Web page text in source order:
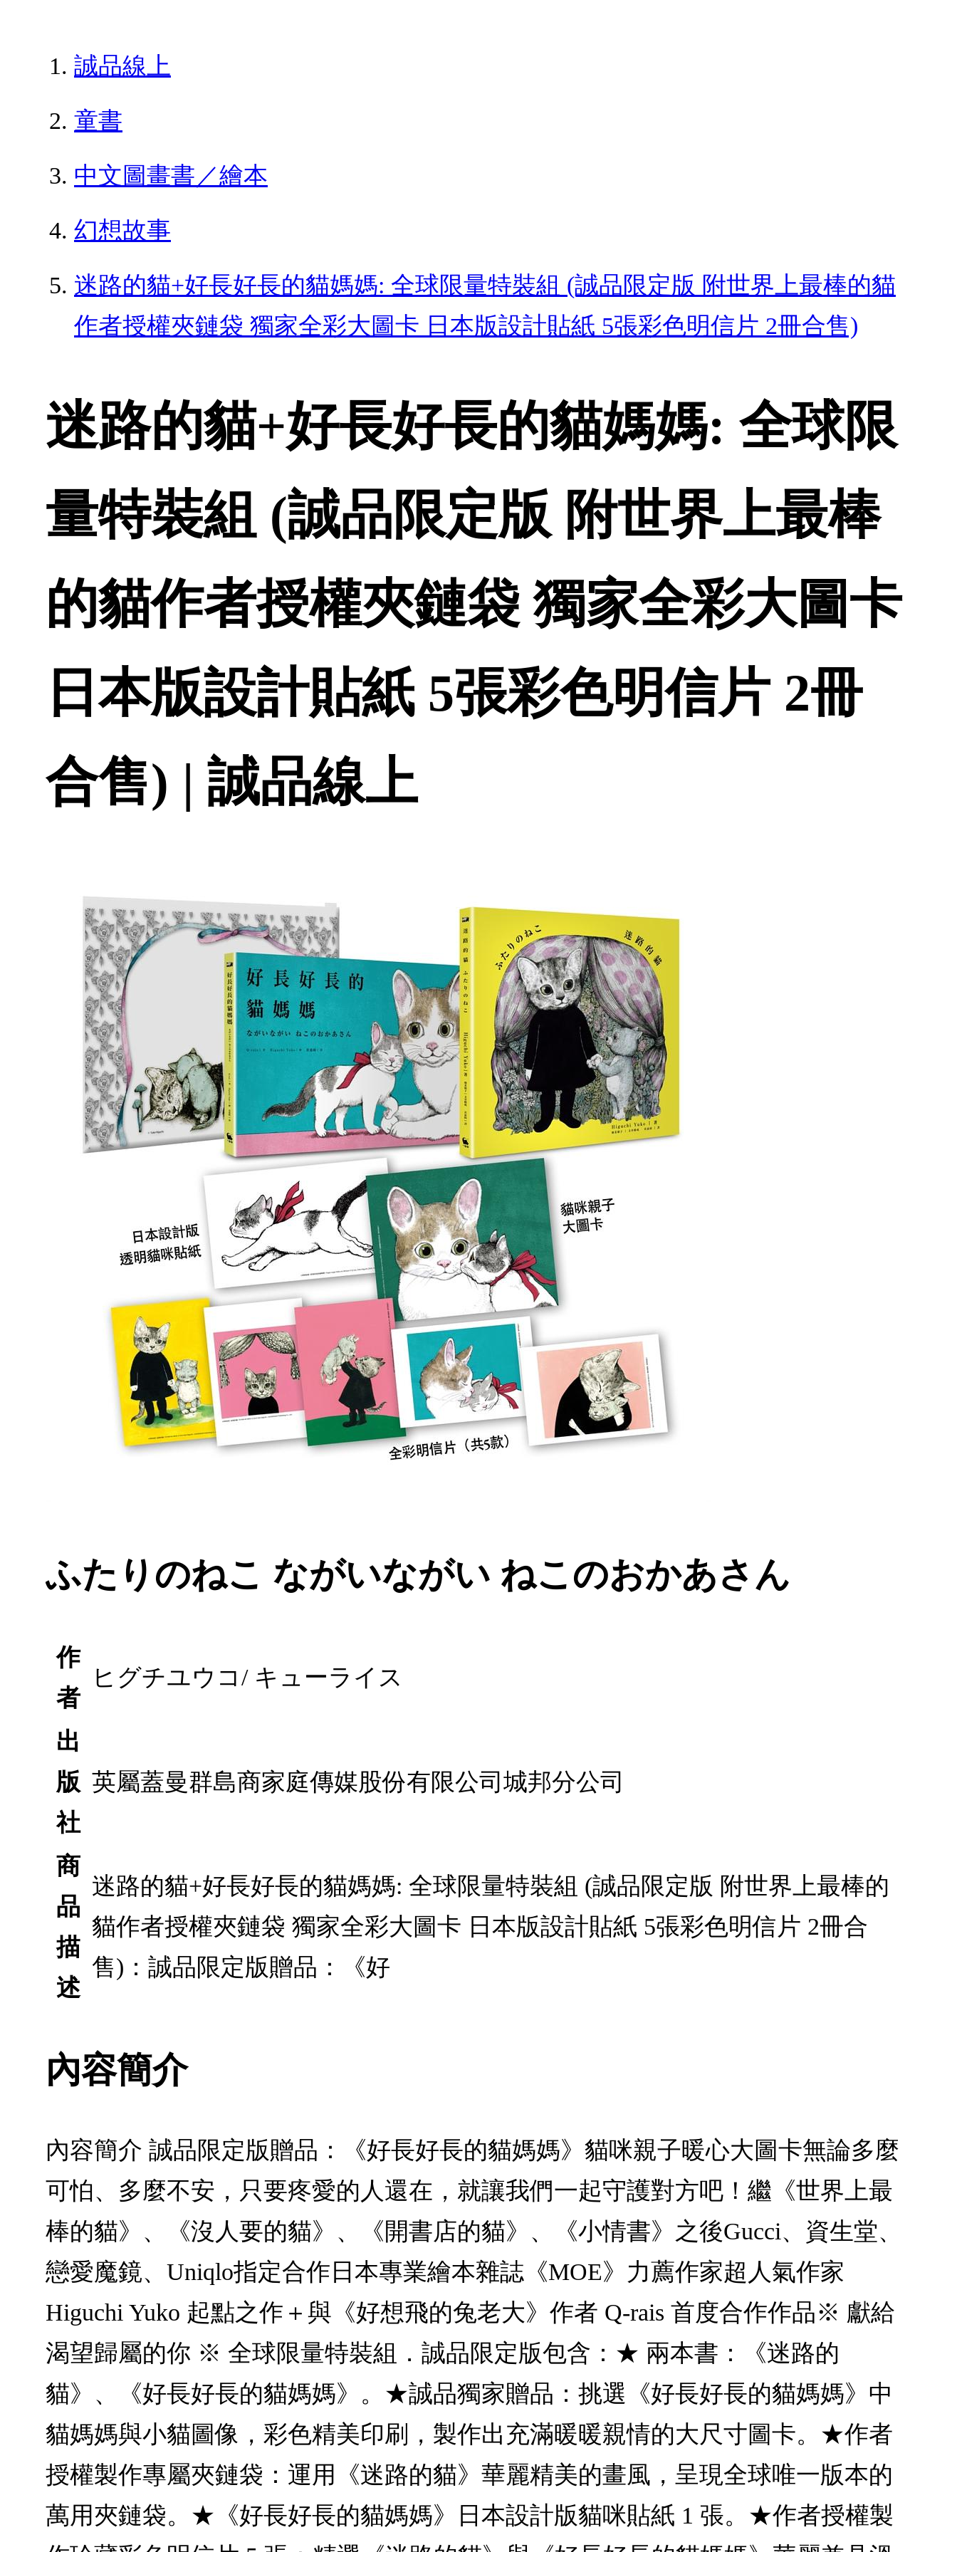
誠品線上
童書
中文圖畫書／繪本
幻想故事
迷路的貓+好長好長的貓媽媽: 全球限量特裝組 (誠品限定版 附世界上最棒的貓
作者授權夾鏈袋 獨家全彩大圖卡 日本版設計貼紙 5張彩色明信片 2冊合售)
迷路的貓+好長好長的貓媽媽: 全球限
量特裝組 (誠品限定版 附世界上最棒
的貓作者授權夾鏈袋 獨家全彩大圖卡
日本版設計貼紙 5張彩色明信片 2冊
合售) | 誠品線上
ふたりのねこ ながいながい ねこのおかあさん
作
者
ヒグチユウコ/ キューライス
出
版
社
英屬蓋曼群島商家庭傳媒股份有限公司城邦分公司
商
品
描
述
迷路的貓+好長好長的貓媽媽: 全球限量特裝組 (誠品限定版 附世界上最棒的
貓作者授權夾鏈袋 獨家全彩大圖卡 日本版設計貼紙 5張彩色明信片 2冊合
售)：誠品限定版贈品：《好
內容簡介
內容簡介 誠品限定版贈品：《好長好長的貓媽媽》貓咪親子暖心大圖卡無論多麼
可怕、多麼不安，只要疼愛的人還在，就讓我們一起守護對方吧！繼《世界上最
棒的貓》、《沒人要的貓》、《開書店的貓》、《小情書》之後Gucci、資生堂、
戀愛魔鏡、Uniqlo指定合作日本專業繪本雜誌《MOE》力薦作家超人氣作家
Higuchi Yuko 起點之作＋與《好想飛的兔老大》作者 Q-rais 首度合作作品※ 獻給
渴望歸屬的你 ※ 全球限量特裝組．誠品限定版包含：★ 兩本書：《迷路的
貓》、《好長好長的貓媽媽》。★誠品獨家贈品：挑選《好長好長的貓媽媽》中
貓媽媽與小貓圖像，彩色精美印刷，製作出充滿暖暖親情的大尺寸圖卡。★作者
授權製作專屬夾鏈袋：運用《迷路的貓》華麗精美的畫風，呈現全球唯一版本的
萬用夾鏈袋。★《好長好長的貓媽媽》日本設計版貓咪貼紙 1 張。★作者授權製